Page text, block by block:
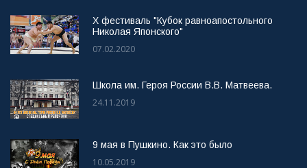
X фестиваль "Кубок равноапостольного
Николая Японского"
07.02.2020
Школа им. Героя России В.В. Матвеева.
24.11.2019
9 мая в Пушкино. Как это было
10.05.2019